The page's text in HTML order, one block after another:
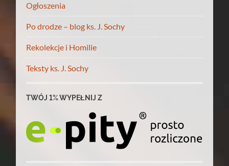
Ogłoszenia
Po drodze – blog ks. J. Sochy
Rekolekcje i Homilie
Teksty ks. J. Sochy
TWÓJ 1% WYPEŁNIJ Z